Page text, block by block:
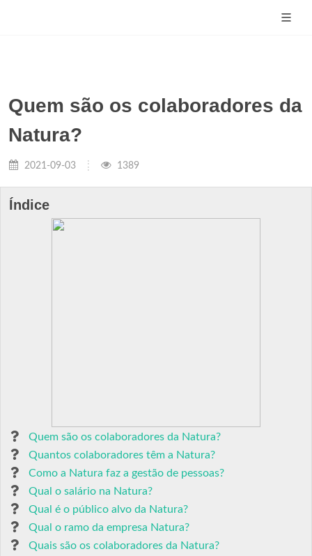
Quem são os colaboradores da
Natura?
2021-09-03 1389
Índice
Quem são os colaboradores da Natura?
Quantos colaboradores têm a Natura?
Como a Natura faz a gestão de pessoas?
Qual o salário na Natura?
Qual é o público alvo da Natura?
Qual o ramo da empresa Natura?
Quais são os colaboradores da Natura?